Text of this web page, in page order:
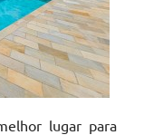
lugar para